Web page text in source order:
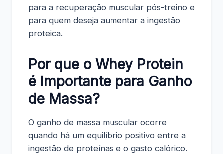
para a recuperação muscular pós-treino e
para quem deseja aumentar a ingestão
proteica.
Por que o Whey Protein
é Importante para Ganho
de Massa?
O ganho de massa muscular ocorre
quando há um equilíbrio positivo entre a
ingestão de proteínas e o gasto calórico.